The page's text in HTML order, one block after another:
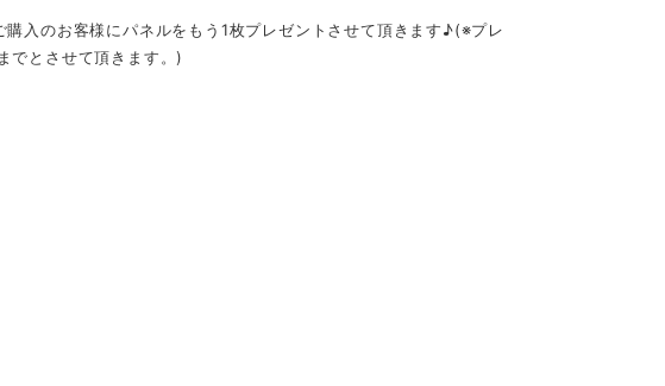
入のお客様にパネルをもう1枚プレゼントさせて頂きます♪(※プレ
でとさせて頂きます。)